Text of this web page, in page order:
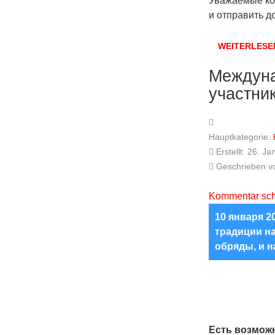
и отправить
Hauptkategorie:
Erstellt: 26.
Geschrieben
Kommentar
10 января
традиции
обряды, и
Есть